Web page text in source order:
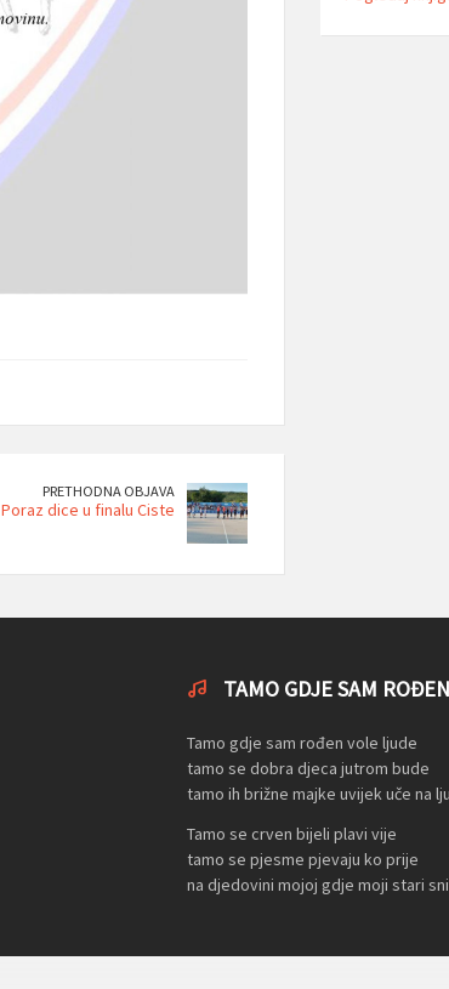
PRETHODNA OBJAVA
Poraz dice u finalu Ciste
TAMO GDJE SAM ROĐEN
Tamo gdje sam rođen vole ljude
tamo se dobra djeca jutrom bude
tamo ih brižne majke uvijek uče na
Tamo se crven bijeli plavi vije
tamo se pjesme pjevaju ko prije
na djedovini mojoj gdje moji stari